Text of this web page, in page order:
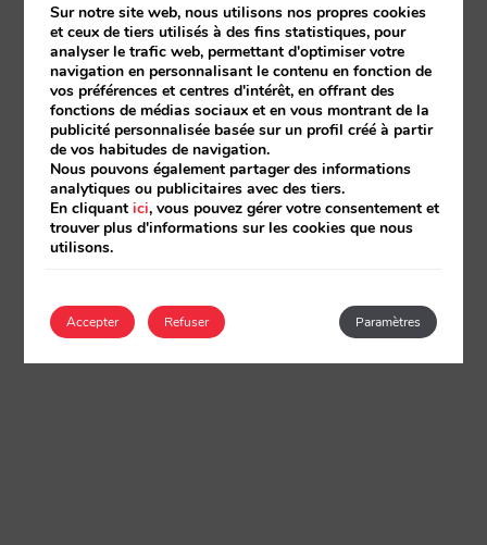
Sur notre site web, nous utilisons nos propres cookies
et ceux de tiers utilisés à des fins statistiques, pour
analyser le trafic web, permettant d'optimiser votre
navigation en personnalisant le contenu en fonction de
vos préférences et centres d'intérêt, en offrant des
fonctions de médias sociaux et en vous montrant de la
publicité personnalisée basée sur un profil créé à partir
de vos habitudes de navigation.
Nous pouvons également partager des informations
analytiques ou publicitaires avec des tiers.
En cliquantici, vous pouvez gérer votre consentement et
trouver plus d'informations sur les cookies que nous
utilisons.
Accepter Paramètres
Refuser